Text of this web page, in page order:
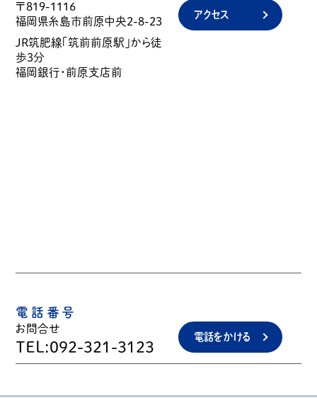
〒819-1116
福岡県糸島市前原中央2-8-23
JR筑肥線「筑前前原駅」から徒
歩3分
福岡銀行・前原支店前
アクセス
電話番号
お問合せ
TEL:092-321-3123
電話をかける